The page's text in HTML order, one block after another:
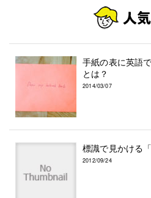
手紙の表に英語
とは？
2014/03/07
標識で見かける
2012/09/24